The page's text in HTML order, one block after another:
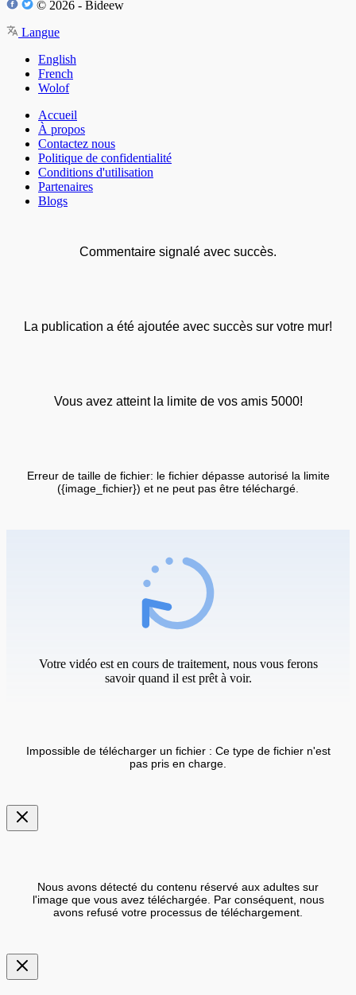
© 2026 - Bideew
Langue
English
French
Wolof
Accueil
À propos
Contactez nous
Politique de confidentialité
Conditions d'utilisation
Partenaires
Blogs
Commentaire signalé avec succès.
La publication a été ajoutée avec succès sur votre mur!
Vous avez atteint la limite de vos amis 5000!
Erreur de taille de fichier: le fichier dépasse autorisé la limite
({image_fichier}) et ne peut pas être téléchargé.
Votre vidéo est en cours de traitement, nous vous ferons
savoir quand il est prêt à voir.
Impossible de télécharger un fichier : Ce type de fichier n'est
pas pris en charge.
Nous avons détecté du contenu réservé aux adultes sur
l'image que vous avez téléchargée. Par conséquent, nous
avons refusé votre processus de téléchargement.